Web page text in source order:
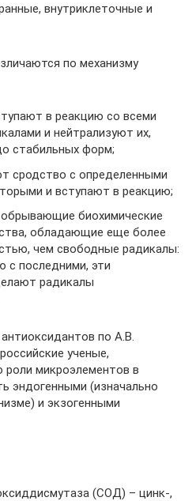
внутриклеточные и
по механизму
в реакцию со всеми
и нейтрализуют их,
стабильных форм;
сродство с определенными
и вступают в реакцию;
биохимические
обладающие еще более
чем свободные радикалы:
с последними, эти
радикалы
по А.В.
ученые,
микроэлементов в
эндогенными (изначально
и экзогенными
(СОД) – цинк-,